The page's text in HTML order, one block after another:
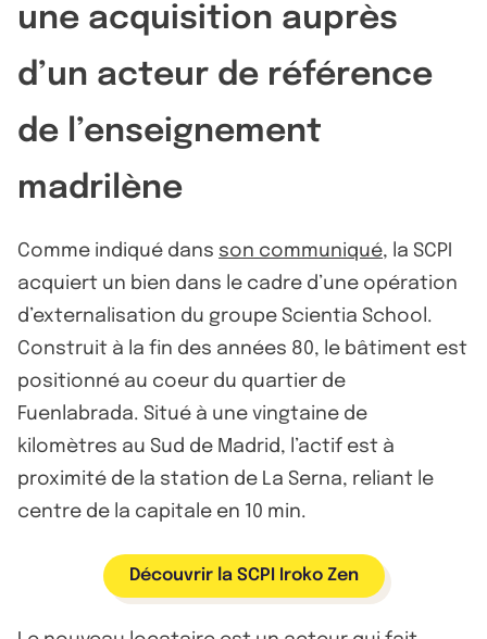
une acquisition auprès
d’un acteur de référence
de l’enseignement
madrilène
Comme indiqué dans son communiqué, la SCPI
acquiert un bien dans le cadre d’une opération
d’externalisation du groupe Scientia School.
Construit à la fin des années 80, le bâtiment est
positionné au coeur du quartier de
Fuenlabrada. Situé à une vingtaine de
kilomètres au Sud de Madrid, l’actif est à
proximité de la station de La Serna, reliant le
centre de la capitale en 10 min.
Découvrir la SCPI Iroko Zen